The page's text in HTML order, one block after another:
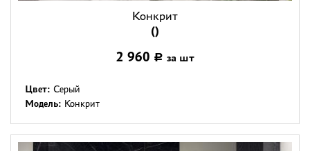
Конкрит
()
2 960 Р за шт
Цвет: Серый
Модель: Конкрит